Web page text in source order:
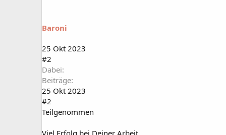
r
Baroni
25 Okt 2023
#2
Dabei
Beiträge
25 Okt 2023
#2
Teilgenommen
Viel Erfolg bei Deiner Arbeit